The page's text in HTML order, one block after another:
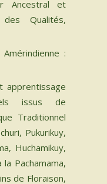
Ancestral et
des Qualités,
:
apprentissage
issus de
Traditionnel
Pukurikuy,
Huchamikuy,
Pachamama,
de Floraison,